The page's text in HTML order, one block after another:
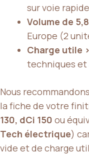
sur voie
Volume de
Europe (2
Charge utile
techniques et
Nous
la fiche de votre
130, dCi 150 ou
Tech électrique)
vide et de charge